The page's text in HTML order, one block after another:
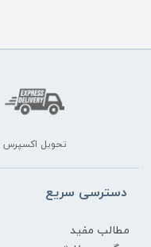
تحویل اکسپرس
دسترسی سریع
مطالب مفید